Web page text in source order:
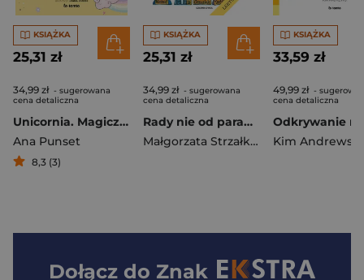
KSIĄŻKA
25,31 zł
34,99 zł - sugerowana
cena detaliczna
Unicornia. Magiczne wyzwanie
Ana Punset
8,3 (3)
KSIĄŻKA
25,31 zł
34,99 zł - sugerowana
cena detaliczna
Rady nie od parady, czyli wierszyki z morałem
Małgorzata Strzałkowska
KSIĄŻKA
33,59 zł
49,99 zł -
cena detaliczna
Kim Andrews
Dołącz do Znak